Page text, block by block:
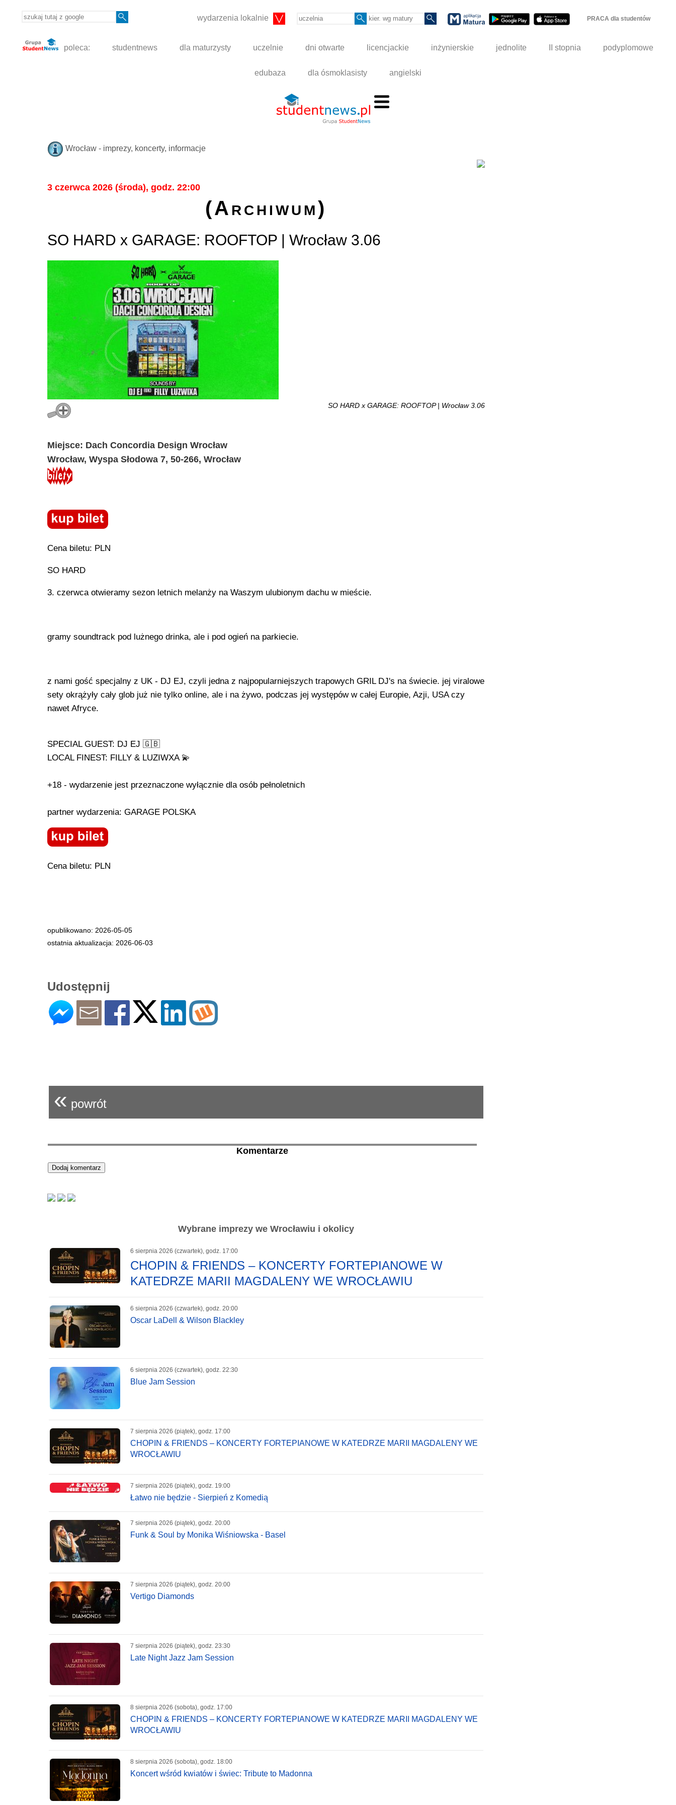
wydarzenia lokalnie PRACA dla studentów
poleca: studentnews dla maturzysty uczelnie dni otwarte licencjackie inżynierskie jednolite II stopnia podyplomowe
edubaza dla ósmoklasisty angielski
Wrocław - imprezy, koncerty, informacje
3 czerwca 2026 (środa), godz. 22:00
(Archiwum)
SO HARD x GARAGE: ROOFTOP | Wrocław 3.06
SO HARD x GARAGE: ROOFTOP | Wrocław 3.06
Miejsce: Dach Concordia Design Wrocław
Wrocław, Wyspa Słodowa 7, 50-266, Wrocław
Cena biletu: PLN
SO HARD
3. czerwca otwieramy sezon letnich melanży na Waszym ulubionym dachu w mieście.
gramy soundtrack pod lużnego drinka, ale i pod ogień na parkiecie.
z nami gość specjalny z UK - DJ EJ, czyli jedna z najpopularniejszych trapowych GRIL DJ's na świecie. jej viralowe
sety okrążyły cały glob już nie tylko online, ale i na żywo, podczas jej występów w całej Europie, Azji, USA czy
nawet Afryce.
SPECIAL GUEST: DJ EJ 🇬🇧
LOCAL FINEST: FILLY & LUZIWXA 💫
+18 - wydarzenie jest przeznaczone wyłącznie dla osób pełnoletnich
partner wydarzenia: GARAGE POLSKA
Cena biletu: PLN
opublikowano: 2026-05-05
ostatnia aktualizacja: 2026-06-03
Udostępnij
« powrót
Komentarze
Wybrane imprezy we Wrocławiu i okolicy
6 sierpnia 2026 (czwartek), godz. 17:00
CHOPIN & FRIENDS – KONCERTY FORTEPIANOWE W
KATEDRZE MARII MAGDALENY WE WROCŁAWIU
6 sierpnia 2026 (czwartek), godz. 20:00
Oscar LaDell & Wilson Blackley
6 sierpnia 2026 (czwartek), godz. 22:30
Blue Jam Session
7 sierpnia 2026 (piątek), godz. 17:00
CHOPIN & FRIENDS – KONCERTY FORTEPIANOWE W KATEDRZE MARII MAGDALENY WE
WROCŁAWIU
7 sierpnia 2026 (piątek), godz. 19:00
Łatwo nie będzie - Sierpień z Komedią
7 sierpnia 2026 (piątek), godz. 20:00
Funk & Soul by Monika Wiśniowska - Basel
7 sierpnia 2026 (piątek), godz. 20:00
Vertigo Diamonds
7 sierpnia 2026 (piątek), godz. 23:30
Late Night Jazz Jam Session
8 sierpnia 2026 (sobota), godz. 17:00
CHOPIN & FRIENDS – KONCERTY FORTEPIANOWE W KATEDRZE MARII MAGDALENY WE
WROCŁAWIU
8 sierpnia 2026 (sobota), godz. 18:00
Koncert wśród kwiatów i świec: Tribute to Madonna